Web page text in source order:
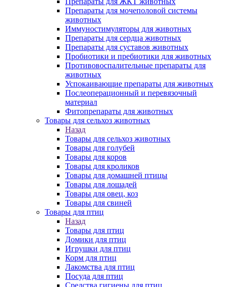
Препараты для мочеполовой системы
животных
Иммуностимуляторы для животных
Препараты для сердца животных
Препараты для суставов животных
Пробиотики и пребиотики для животных
Противовоспалительные препараты для
животных
Успокаивающие препараты для животных
Послеоперационный и перевязочный
материал
Фитопрепараты для животных
Товары для сельхоз животных
Назад
Товары для сельхоз животных
Товары для голубей
Товары для коров
Товары для кроликов
Товары для домашней птицы
Товары для лошадей
Товары для овец, коз
Товары для свиней
Товары для птиц
Назад
Товары для птиц
Домики для птиц
Игрушки для птиц
Корм для птиц
Лакомства для птиц
Посуда для птиц
Средства гигиены для птиц